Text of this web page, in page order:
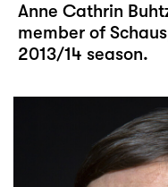
Anne Cathrin
member of
2013/14 season.